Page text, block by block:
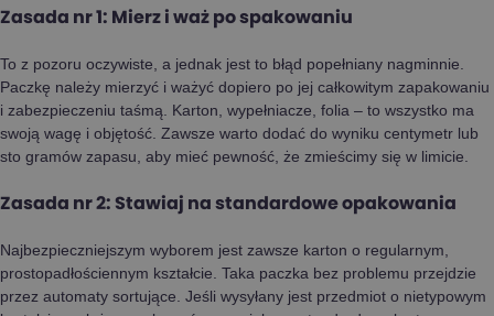
Zasada nr 1: Mierz i waż po spakowaniu
To z pozoru oczywiste, a jednak jest to błąd popełniany nagminnie.
Paczkę należy mierzyć i ważyć dopiero po jej całkowitym zapakowaniu
i zabezpieczeniu taśmą. Karton, wypełniacze, folia – to wszystko ma
swoją wagę i objętość. Zawsze warto dodać do wyniku centymetr lub
sto gramów zapasu, aby mieć pewność, że zmieścimy się w limicie.
Zasada nr 2: Stawiaj na standardowe opakowania
Najbezpieczniejszym wyborem jest zawsze karton o regularnym,
prostopadłościennym kształcie. Taka paczka bez problemu przejdzie
przez automaty sortujące. Jeśli wysyłany jest przedmiot o nietypowym